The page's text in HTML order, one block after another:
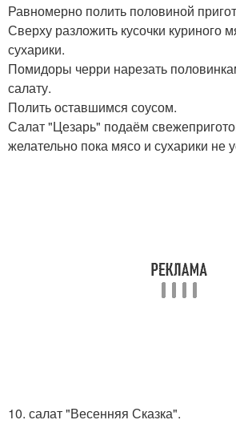
Равномерно полить половиной
Сверху разложить кусочки куриного
сухарики.
Помидоры черри нарезать
салату.
Полить оставшимся соусом.
Салат "Цезарь" подаём
желательно пока мясо и сухарики не
10. салат "Весенняя Сказка".